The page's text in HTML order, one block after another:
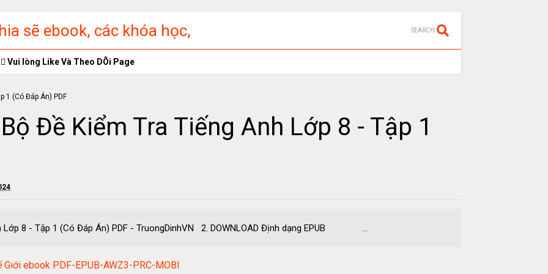
sẽ ebook, các khóa học,
miễn phí
SEARCH
Vui lòng Like Và Theo DÕi Page
Đề Kiểm Tra Tiếng Anh Lớp 8 - Tập 1
Lớp 8 - Tập 1 (Có Đáp Án) PDF - TruongDinhVN 2. DOWNLOAD Định dạng EPUB ...
ebook PDF-EPUB-AWZ3-PRC-MOBI